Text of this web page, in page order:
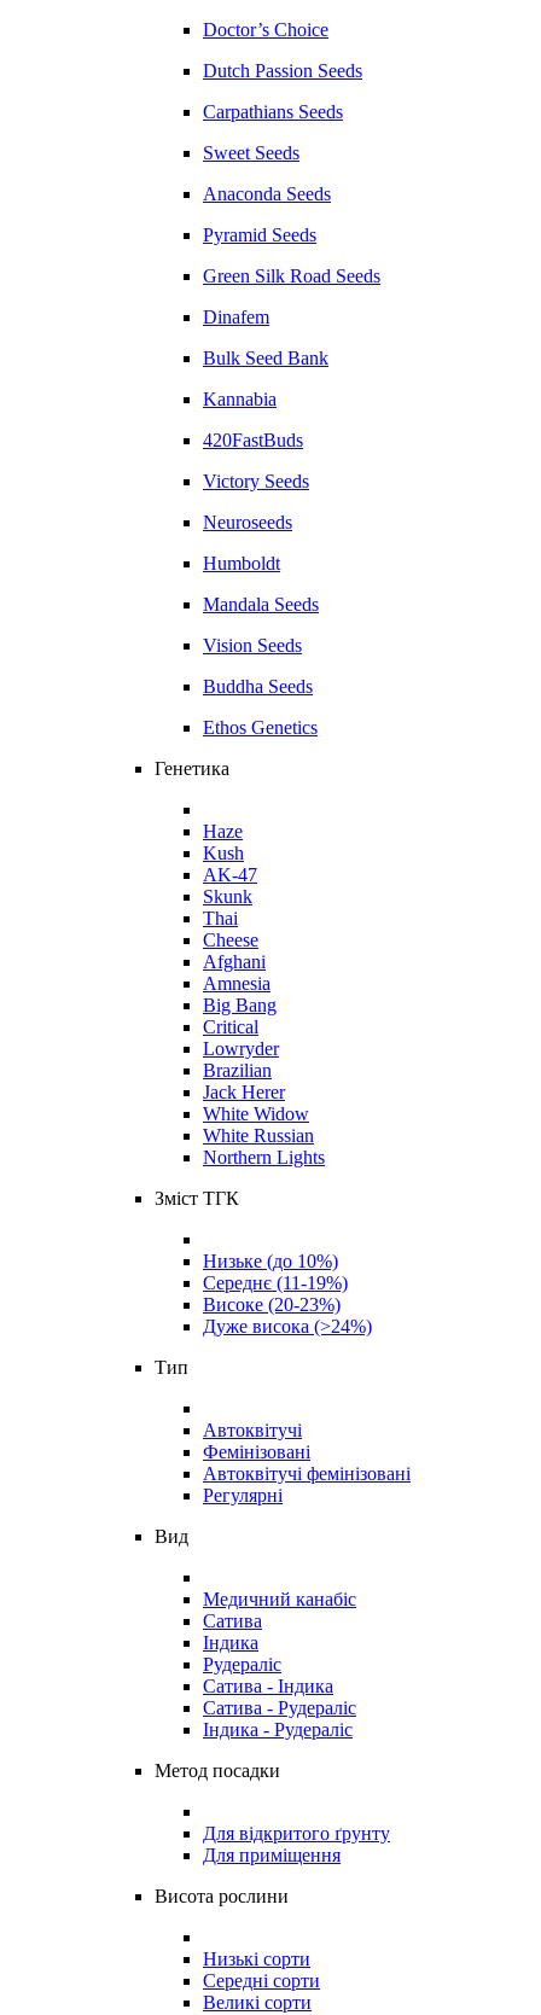
Doctor’s Choice
Dutch Passion Seeds
Carpathians Seeds
Sweet Seeds
Anaconda Seeds
Pyramid Seeds
Green Silk Road Seeds
Dinafem
Bulk Seed Bank
Kannabia
420FastBuds
Victory Seeds
Neuroseeds
Humboldt
Mandala Seeds
Vision Seeds
Buddha Seeds
Ethos Genetics
Генетика
Haze
Kush
AK-47
Skunk
Thai
Cheese
Afghani
Amnesia
Big Bang
Critical
Lowryder
Brazilian
Jack Herer
White Widow
White Russian
Northern Lights
Зміст ТГК
Низьке (до 10%)
Середнє (11-19%)
Високе (20-23%)
Дуже висока (>24%)
Тип
Автоквітучі
Фемінізовані
Автоквітучі фемінізовані
Регулярні
Вид
Медичний канабіс
Сатива
Індика
Рудераліс
Сатива - Індика
Сатива - Рудераліс
Індика - Рудераліс
Метод посадки
Для відкритого ґрунту
Для приміщення
Висота рослини
Низькі сорти
Середні сорти
Великі сорти